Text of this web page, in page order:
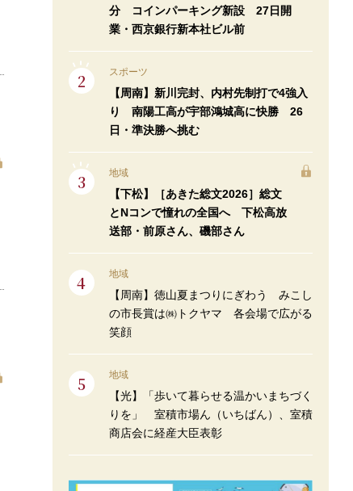
分 コインパーキング新設 27日開
業・西京銀行新本社ビル前
スポーツ
【周南】新川完封、内村先制打で4強入
り 南陽工高が宇部鴻城高に快勝 26
日・準決勝へ挑む
地域
【下松】［あきた総文2026］総文
とNコンで憧れの全国へ 下松高放
送部・前原さん、磯部さん
地域
【周南】徳山夏まつりにぎわう みこし
の市長賞は㈱トクヤマ 各会場で広がる
笑顔
地域
【光】「歩いて暮らせる温かいまちづく
りを」 室積市場ん（いちばん）、室積
商店会に経産大臣表彰